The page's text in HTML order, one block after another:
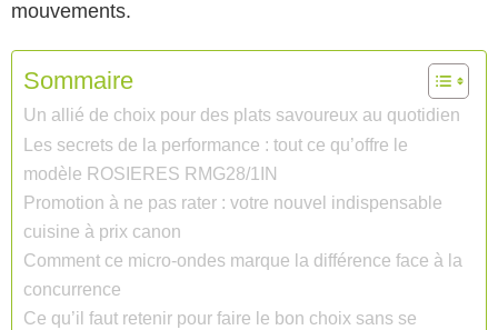
mouvements.
Sommaire
Un allié de choix pour des plats savoureux au quotidien
Les secrets de la performance : tout ce qu’offre le
modèle ROSIERES RMG28/1IN
Promotion à ne pas rater : votre nouvel indispensable
cuisine à prix canon
Comment ce micro-ondes marque la différence face à la
concurrence
Ce qu’il faut retenir pour faire le bon choix sans se